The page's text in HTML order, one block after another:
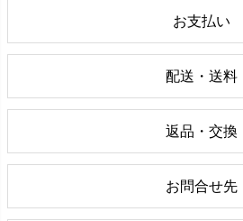
お支払い
配送・送料
返品・交換
お問合せ先